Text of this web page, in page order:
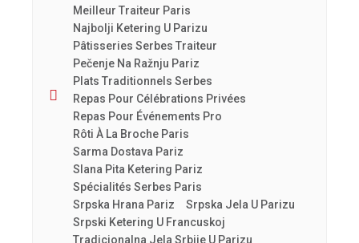
Meilleur Traiteur Paris
Najbolji Ketering U Parizu
Pâtisseries Serbes Traiteur
Pečenje Na Ražnju Pariz
Plats Traditionnels Serbes
Repas Pour Célébrations Privées
Repas Pour Événements Pro
Rôti À La Broche Paris
Sarma Dostava Pariz
Slana Pita Ketering Pariz
Spécialités Serbes Paris
Srpska Hrana Pariz
Srpska Jela U Parizu
Srpski Ketering U Francuskoj
Tradicionalna Jela Srbije U Parizu